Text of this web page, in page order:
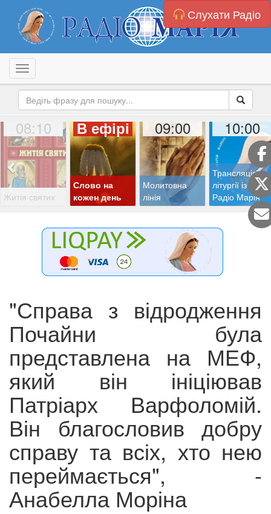
Слухати Радіо
Toggle navigation
08:10
Житія святих
В ефірі
Слово на
кожен день
09:00
Молитовна
лінія
10:00
Трансляція
літургії із студії
Радіо Марія
"Справа з відродження
Почайни була
представлена на МЕФ,
який він ініціював
Патріарх Варфоломій.
Він благословив добру
справу та всіх, хто нею
переймається", -
Анабелла Моріна